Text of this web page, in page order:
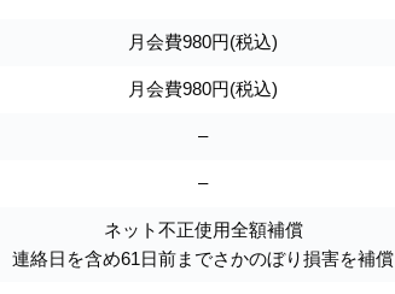
月会費980円(税込)
月会費980円(税込)
–
–
ネット不正使用全額補償
連絡日を含め61日前までさかのぼり損害を補償